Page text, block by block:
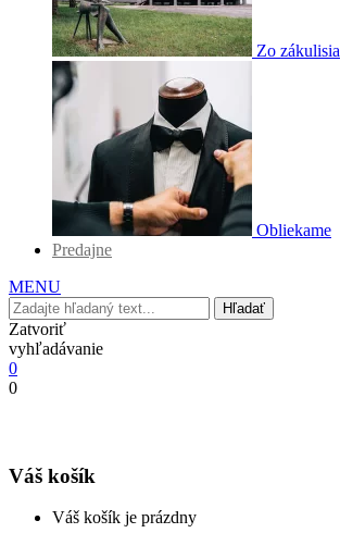
Zo zákulisia
Obliekame
Predajne
MENU
Hľadať
Zatvoriť
vyhľadávanie
0
0
Váš košík
Váš košík je prázdny